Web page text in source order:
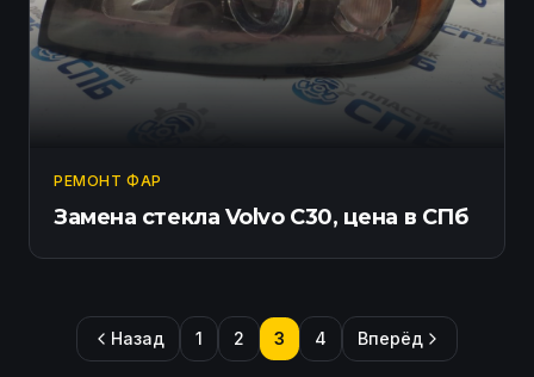
РЕМОНТ ФАР
Замена стекла Volvo C30, цена в СПб
Назад 1 2 3 4 Вперёд